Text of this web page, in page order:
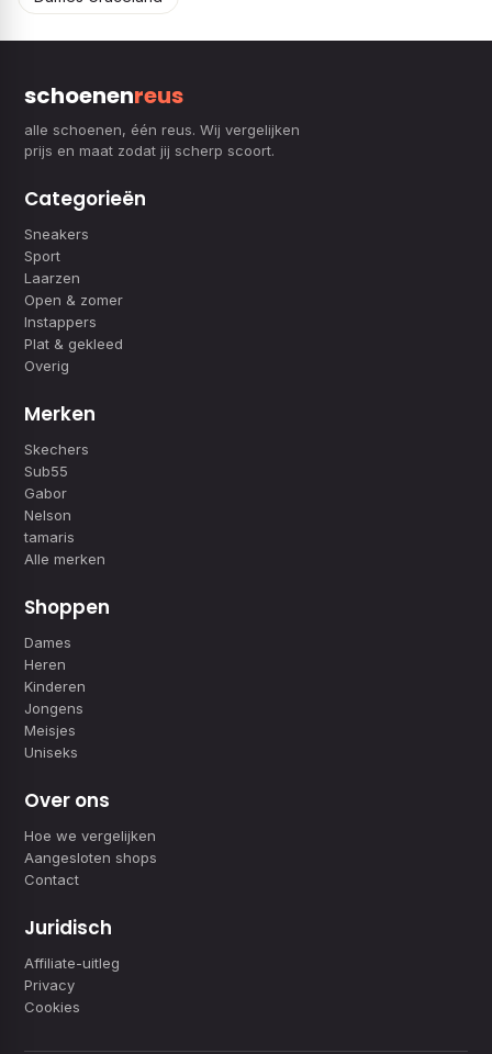
schoenenreus
alle schoenen, één reus. Wij vergelijken
prijs en maat zodat jij scherp scoort.
Categorieën
Sneakers
Sport
Laarzen
Open & zomer
Instappers
Plat & gekleed
Overig
Merken
Skechers
Sub55
Gabor
Nelson
tamaris
Alle merken
Shoppen
Dames
Heren
Kinderen
Jongens
Meisjes
Uniseks
Over ons
Hoe we vergelijken
Aangesloten shops
Contact
Juridisch
Affiliate-uitleg
Privacy
Cookies